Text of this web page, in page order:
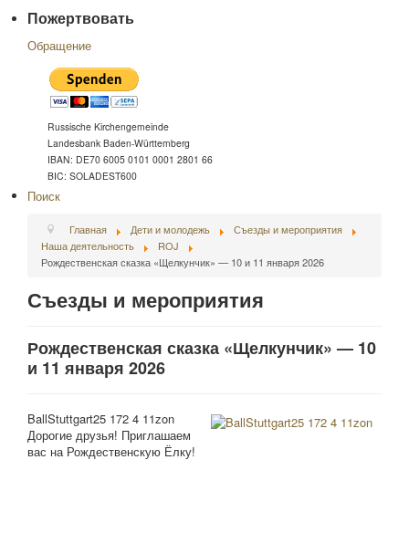
Пожертвовать
Обращение
Russische Kirchengemeinde
Landesbank Baden-Württemberg
IBAN: DE70 6005 0101 0001 2801 66
BIC: SOLADEST600
Поиск
Главная Дети и молодежь
Съезды и мероприятия
Наша деятельность
ROJ
Рождественская сказка «Щелкунчик» — 10 и 11 января 2026
Съезды и мероприятия
Рождественская сказка «Щелкунчик» — 10
и 11 января 2026
BallStuttgart25 172 4 11zon
Дорогие друзья! Приглашаем
вас на Рождественскую Ёлку!